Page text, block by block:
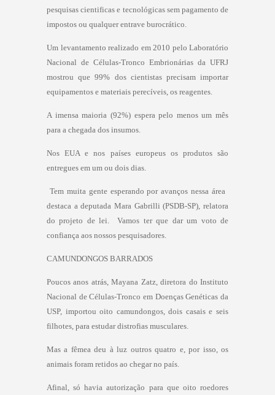
pesquisas cientificas e tecnológicas sem pagamento de
impostos ou qualquer entrave burocrático.
Um levantamento realizado em 2010 pelo Laboratório
Nacional de Células-Tronco Embrionárias da UFRJ
mostrou que 99% dos cientistas precisam importar
equipamentos e materiais perecíveis, os reagentes.
A imensa maioria (92%) espera pelo menos um mês
para a chegada dos insumos.
Nos EUA e nos países europeus os produtos são
entregues em um ou dois dias.
 Tem muita gente esperando por avanços nessa área 
destaca a deputada Mara Gabrilli (PSDB-SP), relatora
do projeto de lei.  Vamos ter que dar um voto de
confiança aos nossos pesquisadores.
CAMUNDONGOS BARRADOS
Poucos anos atrás, Mayana Zatz, diretora do Instituto
Nacional de Células-Tronco em Doenças Genéticas da
USP, importou oito camundongos, dois casais e seis
filhotes, para estudar distrofias musculares.
Mas a fêmea deu à luz outros quatro e, por isso, os
animais foram retidos ao chegar no país.
Afinal, só havia autorização para que oito roedores